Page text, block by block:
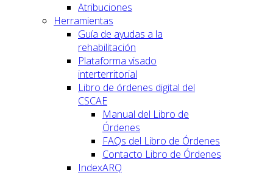
Atribuciones
Herramientas
Guía de ayudas a la
rehabilitación
Plataforma visado
interterritorial
Libro de órdenes digital del
CSCAE
Manual del Libro de
Órdenes
FAQs del Libro de Órdenes
Contacto Libro de Órdenes
IndexARQ